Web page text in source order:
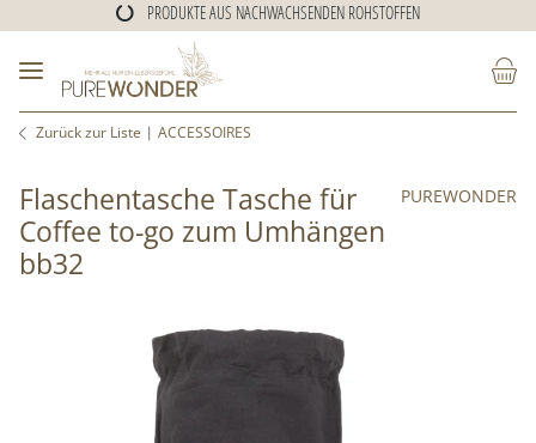
PRODUKTE AUS NACHWACHSENDEN ROHSTOFFEN
PRODUKTE AUS NACHWACHSENDEN ROHSTOFFEN
Zurück zur Liste ACCESSOIRES
Flaschentasche Tasche für
Coffee to-go zum Umhängen
bb32
PUREWONDER